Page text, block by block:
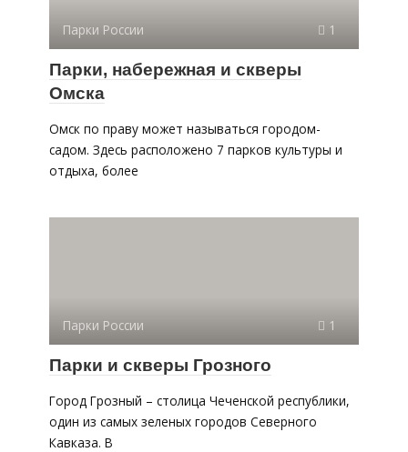
Парки России 1
Парки, набережная и скверы
Омска
Омск по праву может называться городом-
садом. Здесь расположено 7 парков культуры и
отдыха, более
Парки России 1
Парки и скверы Грозного
Город Грозный – столица Чеченской республики,
один из самых зеленых городов Северного
Кавказа. В